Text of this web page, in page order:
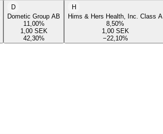
D
Dometic Group AB
11,00%
1,00 SEK
42,30%
H
Hims & Hers Health, Inc. Class A
8,50%
1,00 SEK
−22,10%